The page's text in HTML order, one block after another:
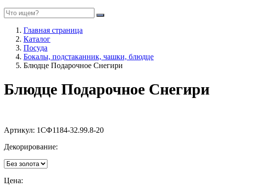
Главная страница
Каталог
Посуда
Бокалы, подстаканник, чашки, блюдце
Блюдце Подарочное Снегири
Блюдце Подарочное Снегири
Артикул: 1СФ1184-32.99.8-20
Декорирование:
Цена: